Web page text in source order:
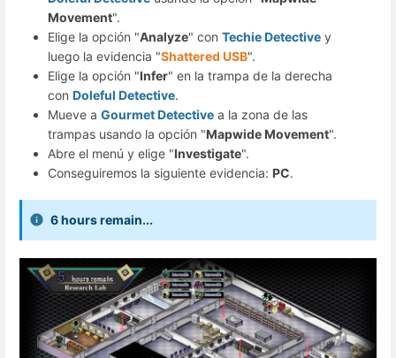
Movement".
Elige la opción "Analyze" con Techie Detective y
luego la evidencia "Shattered USB".
Elige la opción "Infer" en la trampa de la derecha
con Doleful Detective.
Mueve a Gourmet Detective a la zona de las
trampas usando la opción "Mapwide Movement".
Abre el menú y elige "Investigate".
Conseguiremos la siguiente evidencia: PC.
6 hours remain...